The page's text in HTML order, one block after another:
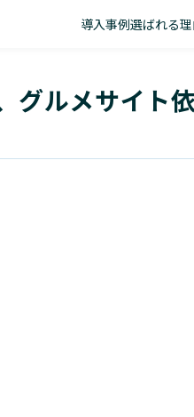
グルメサイト
導入事例選ばれる